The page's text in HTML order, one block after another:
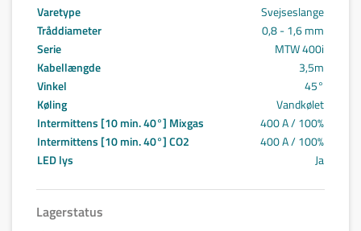
Varetype
Svejseslange
Tråddiameter
0,8 - 1,6 mm
Serie
MTW 400i
Kabellængde
3,5m
Vinkel
45°
Køling
Vandkølet
Intermittens [10 min. 40°] Mixgas
400 A / 100%
Intermittens [10 min. 40°] CO2
400 A / 100%
LED lys
Ja
Lagerstatus